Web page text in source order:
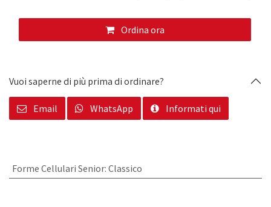
Ordina ora
Vuoi saperne di più prima di ordinare?
Email WhatsApp Informati qui
Forme Cellulari Senior: Classico